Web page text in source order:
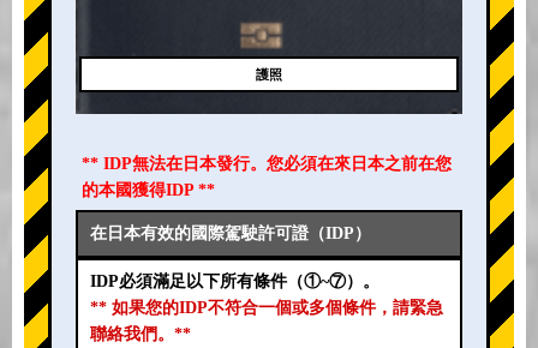
護照
** IDP無法在日本發行。您必須在來日本之前在您
的本國獲得IDP **
在日本有效的國際駕駛許可證（IDP）
IDP必須滿足以下所有條件（①~⑦）。
** 如果您的IDP不符合一個或多個條件，請緊急
聯絡我們。**